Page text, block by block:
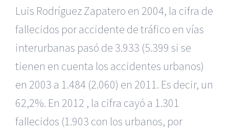
Luis Rodríguez Zapatero en 2004, la cifra de
fallecidos por accidente de tráfico en vías
interurbanas pasó de 3.933 (5.399 si se
tienen en cuenta los accidentes urbanos)
en 2003 a 1.484 (2.060) en 2011. Es decir, un
62,2%. En 2012 , la cifra cayó a 1.301
fallecidos (1.903 con los urbanos, por